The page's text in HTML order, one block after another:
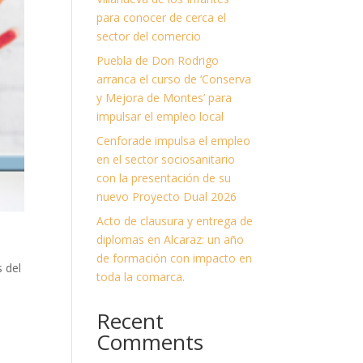
del
para conocer de cerca el
sector del comercio
Puebla de Don Rodrigo
arranca el curso de ‘Conserva
y Mejora de Montes’ para
impulsar el empleo local
Cenforade impulsa el empleo
en el sector sociosanitario
con la presentación de su
nuevo Proyecto Dual 2026
Acto de clausura y entrega de
diplomas en Alcaraz: un año
de formación con impacto en
toda la comarca.
Recent
Comments